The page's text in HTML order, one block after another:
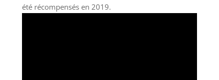
été récompensés en 2019.